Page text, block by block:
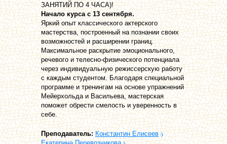
ЗАНЯТИЙ ПО 4 ЧАСА)!
Начало курса с 13 сентября.
Яркий опыт классического актерского
мастерства, построенный на познании своих
возможностей и расширении границ.
Максимальное раскрытие эмоционального,
речевого и телесно-физического потенциала
через индивидуальную режиссерскую работу
с каждым студентом. Благодаря специальной
программе и тренингам на основе упражнений
Мейерхольда и Васильева, мастерская
поможет обрести смелость и уверенность в
себе.
Преподаватель: Константин Елисеев